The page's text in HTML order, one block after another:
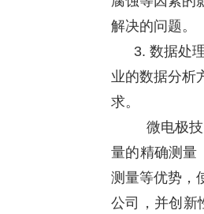
解决的问题。
3. 数据处
业的数据分析
求。
微电极技
量的精确测量
测量等优势，
公司，并创新